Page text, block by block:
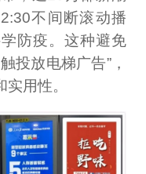
不间断滚动播
防疫。这种避免
投放电梯广告”，
用性。